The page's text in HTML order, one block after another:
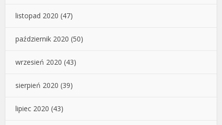
listopad 2020 (47)
październik 2020 (50)
wrzesień 2020 (43)
sierpień 2020 (39)
lipiec 2020 (43)